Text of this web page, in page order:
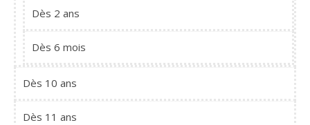
Dès 2 ans
Dès 6 mois
Dès 10 ans
Dès 11 ans